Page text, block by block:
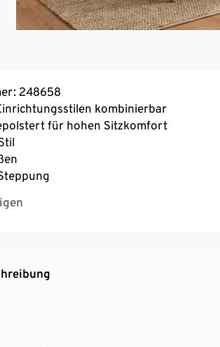
248658
kombinierbar
für hohen Sitzkomfort